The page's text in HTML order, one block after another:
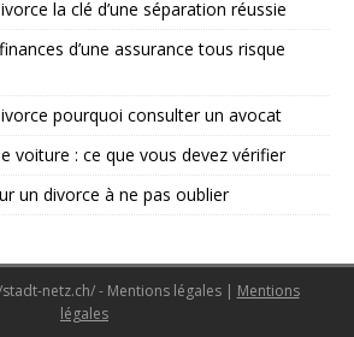
la clé d’une séparation réussie
d’une assurance tous risque
pourquoi consulter un avocat
voiture : ce que vous devez vérifier
un divorce à ne pas oublier
netz.ch/ - Mentions légales | Mentions
légales